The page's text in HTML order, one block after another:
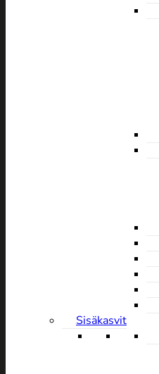
Sisäkasvit